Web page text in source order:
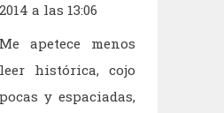
2014 a las 13:06
Me apetece menos
leer histórica, cojo
pocas y espaciadas,